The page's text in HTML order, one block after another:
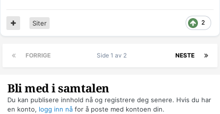
2
Siter
FORRIGE NESTE
Side 1 av 2
Bli med i samtalen
Du kan publisere innhold nå og registrere deg senere. Hvis du har
en konto, logg inn nå for å poste med kontoen din.